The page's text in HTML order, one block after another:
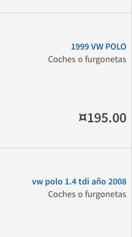
1999 VW POLO
Coches o furgonetas
¤195.00
vw polo 1.4 tdi año 2008
Coches o furgonetas